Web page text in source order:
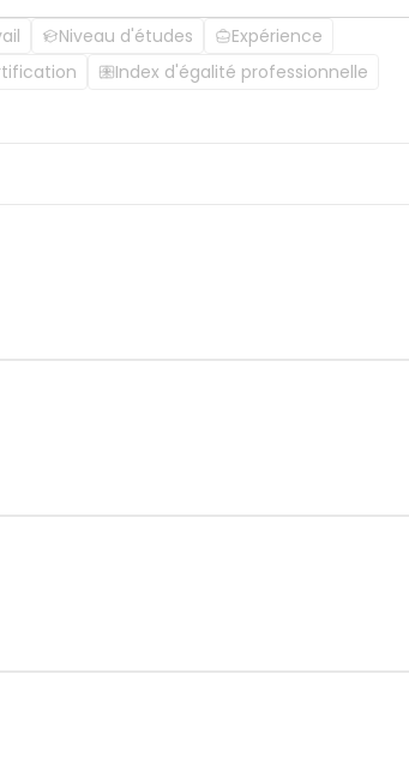
Niveau d'études Expérience
Index d'égalité professionnelle